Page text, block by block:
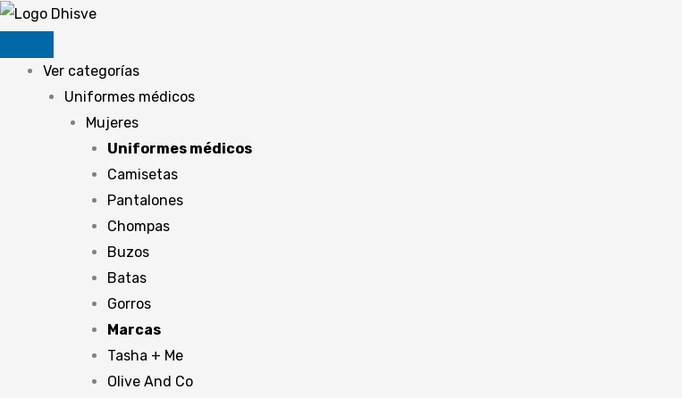
Ir
contenidoVer categorías
Uniformes médicos
Mujeres
Uniformes médicos
Camisetas
Pantalones
Chompas
Buzos
Batas
Gorros
Marcas
Tasha + Me
Olive And Co